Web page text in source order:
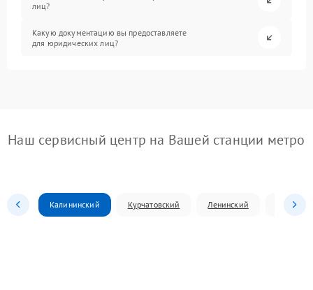
лиц?
Какую документацию вы предоставляете
для юридических лиц?
Наш сервисный центр на Вашей станции метро
Калининский Курчатовский Ленинский